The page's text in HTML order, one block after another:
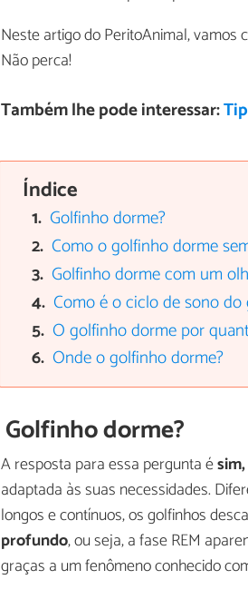
Neste artigo do PeritoAnimal, vamos
Não perca!
Também lhe pode interessar:
Índice
Golfinho dorme?
Como o golfinho dorme
Golfinho dorme com um
Como é o ciclo de sono
O golfinho dorme por
Onde o golfinho dorme?
Golfinho dorme?
A resposta para essa pergunta é
adaptada às suas necessidades.
longos e contínuos, os golfinhos
profundo, ou seja, a fase REM
graças a um fenômeno conhecido